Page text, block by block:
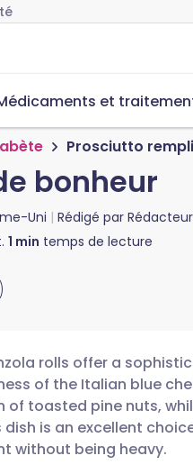
et
Prosciutto
bonheur
Uni Rédigé par
1 min temps de lecture
🇩🇪 Deutsch
🇫🇷 Français
rolls offer a
of the Italian blue
toasted pine nuts,
is an excellent
without being heavy.